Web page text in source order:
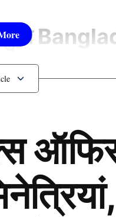
हुआ